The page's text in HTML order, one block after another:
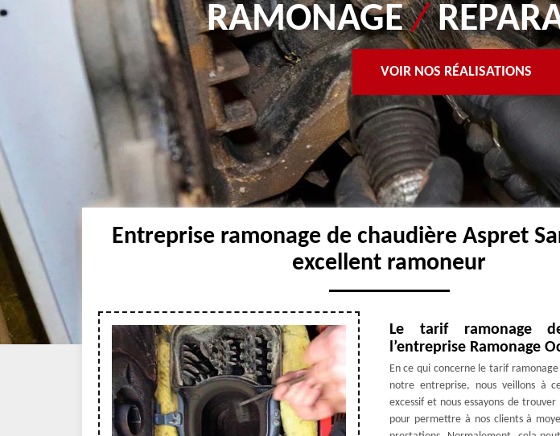
RAMONAGE/
VOIR NOS RÉALISATIONS
Entreprise ramonage de chaudière Aspret
excellent ramoneur
Le tarif ramonage
l’entreprise Ramonage
En ce qui concerne le tarif
notre entreprise, nous veillons à
excessif et nous essayons de
pour permettre à nos clients à